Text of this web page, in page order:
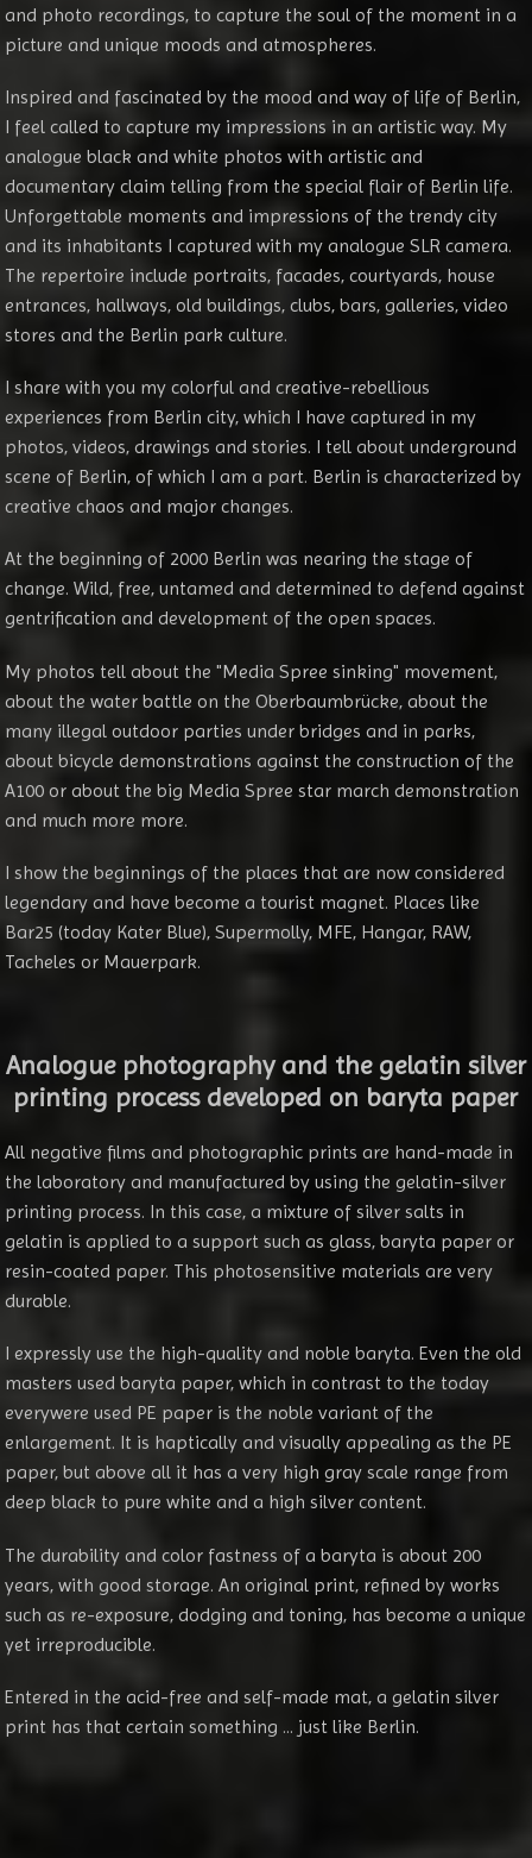
and photo recordings, to capture the soul of the moment in a
picture and unique moods and atmospheres.
Inspired and fascinated by the mood and way of life of Berlin,
I feel called to capture my impressions in an artistic way. My
analogue black and white photos with artistic and
documentary claim telling from the special flair of Berlin life.
Unforgettable moments and impressions of the trendy city
and its inhabitants I captured with my analogue SLR camera.
The repertoire include portraits, facades, courtyards, house
entrances, hallways, old buildings, clubs, bars, galleries, video
stores and the Berlin park culture.
I share with you my colorful and creative-rebellious
experiences from Berlin city, which I have captured in my
photos, videos, drawings and stories. I tell about underground
scene of Berlin, of which I am a part. Berlin is characterized by
creative chaos and major changes.
At the beginning of 2000 Berlin was nearing the stage of
change. Wild, free, untamed and determined to defend against
gentrification and development of the open spaces.
My photos tell about the "Media Spree sinking" movement,
about the water battle on the Oberbaumbrücke, about the
many illegal outdoor parties under bridges and in parks,
about bicycle demonstrations against the construction of the
A100 or about the big Media Spree star march demonstration
and much more more.
I show the beginnings of the places that are now considered
legendary and have become a tourist magnet. Places like
Bar25 (today Kater Blue), Supermolly, MFE, Hangar, RAW,
Tacheles or Mauerpark.
Analogue photography and the gelatin silver
printing process developed on baryta paper
All negative films and photographic prints are hand-made in
the laboratory and manufactured by using the gelatin-silver
printing process. In this case, a mixture of silver salts in
gelatin is applied to a support such as glass, baryta paper or
resin-coated paper. This photosensitive materials are very
durable.
I expressly use the high-quality and noble baryta. Even the old
masters used baryta paper, which in contrast to the today
everywere used PE paper is the noble variant of the
enlargement. It is haptically and visually appealing as the PE
paper, but above all it has a very high gray scale range from
deep black to pure white and a high silver content.
The durability and color fastness of a baryta is about 200
years, with good storage. An original print, refined by works
such as re-exposure, dodging and toning, has become a unique
yet irreproducible.
Entered in the acid-free and self-made mat, a gelatin silver
print has that certain something ... just like Berlin.